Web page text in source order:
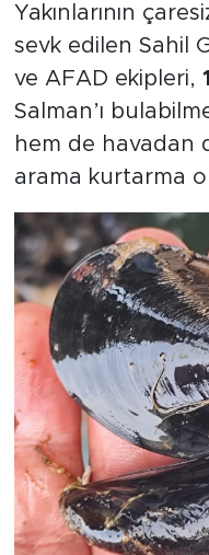
Yakınlarının
sevk edilen Sahil
ve AFAD ekipleri,
Salman’ı
hem de havadan
arama kurtarma